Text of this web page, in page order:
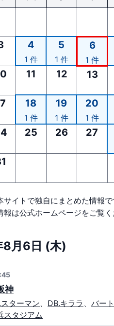
4
1 件
5
1 件
6
1 件
11 12 13
18
1 件
19
1 件
20
1 件
25 26 27
サイトで独自にまとめた情報で
報は公式ホームページをご覧く
月6日 (木)
神
ターマン、 DB.キララ 、 バート
スタジアム